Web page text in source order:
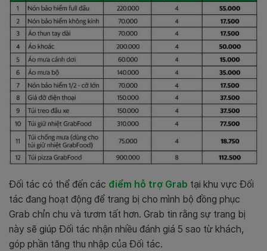
Đối tác có thể đến các điểm hỗ trợ Grab tại khu vực Đối
tác đang hoạt động để trang bị cho mình bộ đồng phục
Grab chỉn chu và tươm tất hơn. Grab tin rằng sự trang bị
này sẽ giúp Đối tác nhận nhiều đánh giá 5 sao từ khách,
góp phần tăng thu nhập của Đối tác.